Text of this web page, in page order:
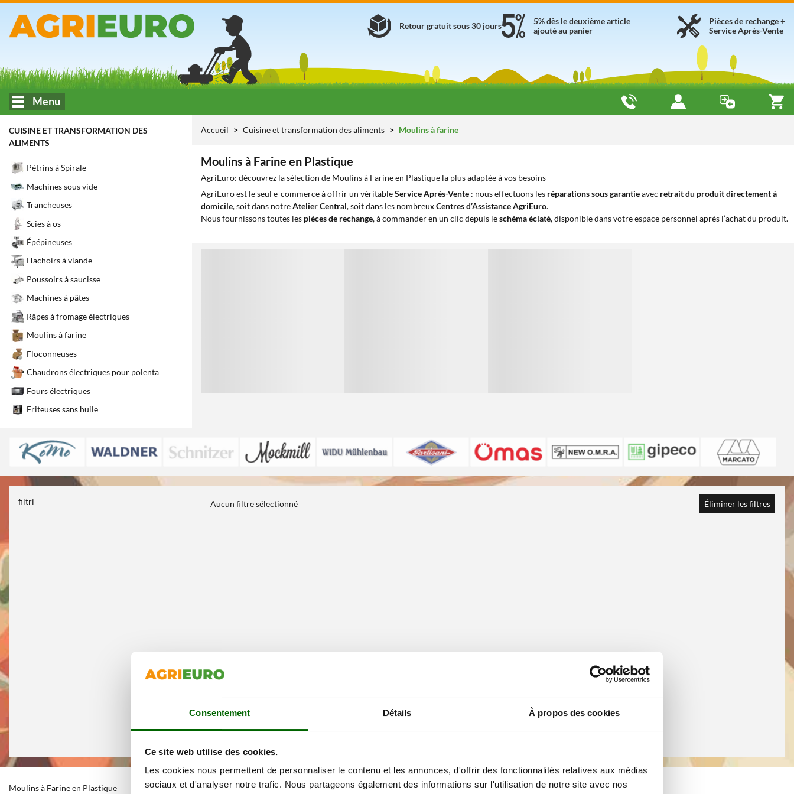
Consentement Détails À propos des cookies
Ce site web utilise des cookies.
Les cookies nous permettent de personnaliser le contenu et les annonces, d'offrir des fonctionnalités relatives aux médias
sociaux et d'analyser notre trafic. Nous partageons également des informations sur l'utilisation de notre site avec nos
Pièces de rechange +
Service Après-Vente
5% dès le deuxième article
ajouté au panier
Retour gratuit sous 30 jours
Menu
CUISINE ET TRANSFORMATION DES
ALIMENTS
Pétrins à Spirale
Machines sous vide
Trancheuses
Scies à os
Épépineuses
Hachoirs à viande
Poussoirs à saucisse
Machines à pâtes
Râpes à fromage électriques
Moulins à farine
Floconneuses
Chaudrons électriques pour polenta
Fours électriques
Friteuses sans huile
Accueil Cuisine et transformation des aliments Moulins à farine
Moulins à Farine en Plastique
AgriEuro: découvrez la sélection de Moulins à Farine en Plastique la plus adaptée à vos besoins
AgriEuro est le seul e-commerce à offrir un véritableService Après-Vente : nous effectuons les réparations sous garantieavec retrait du produit directement à
domicile, soit dans notreAtelier Central, soit dans les nombreuxCentres d’Assistance AgriEuro.
Nous fournissons toutes les pièces de rechange, à commander en un clic depuis leschéma éclaté, disponible dans votre espace personnel après l’achat du produit.
filtri Aucun filtre sélectionné Éliminer les filtres
Moulins à Farine en Plastique